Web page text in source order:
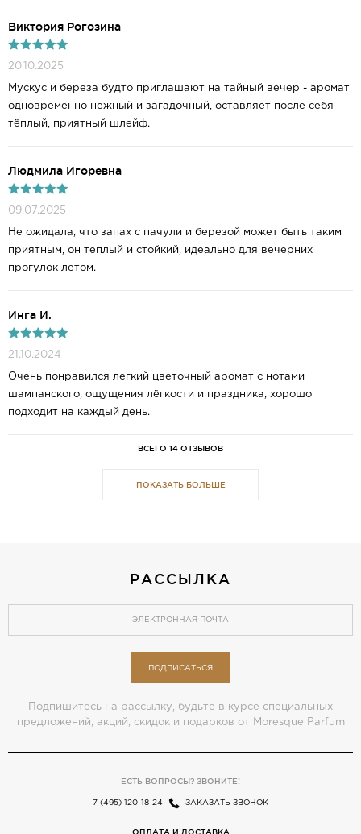
Виктория Рогозина
20.10.2025
Мускус и береза будто приглашают на тайный вечер - аромат
одновременно нежный и загадочный, оставляет после себя
тёплый, приятный шлейф.
Людмила Игоревна
09.07.2025
Не ожидала, что запах с пачули и березой может быть таким
приятным, он теплый и стойкий, идеально для вечерних
прогулок летом.
Инга И.
21.10.2024
Очень понравился легкий цветочный аромат с нотами
шампанского, ощущения лёгкости и праздника, хорошо
подходит на каждый день.
ВСЕГО 14 ОТЗЫВОВ
ПОКАЗАТЬ БОЛЬШЕ
РАССЫЛКА
ПОДПИСАТЬСЯ
Подпишитесь на рассылку, будьте в курсе специальных
предложений, акций, скидок и подарков от Moresque Parfum
ЕСТЬ ВОПРОСЫ? ЗВОНИТЕ!
7 (495) 120-18-24 ЗАКАЗАТЬ ЗВОНОК
ОПЛАТА И ДОСТАВКА